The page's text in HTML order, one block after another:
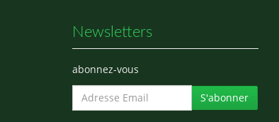
Newsletters
abonnez-vous
S'abonner